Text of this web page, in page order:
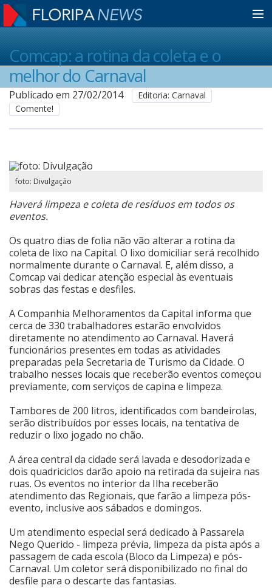
Home
Notícias
Colunistas
Classificados
Guia de Serviços
Anuncie
Cinema
Agenda Cultural
Anuncie
Fale Conosco
Comcap: a rotina da coleta e o
melhor do Carnaval
Publicado em 27/02/2014
Editoria: Carnaval
Comente!
foto: Divulgação
Haverá limpeza e coleta de resíduos em todos os
eventos.
Os quatro dias de folia não vão alterar a rotina da
coleta de lixo na Capital. O lixo domiciliar será recolhido
normalmente durante o Carnaval. E, além disso, a
Comcap vai dedicar atenção especial às eventuais
sobras das festas e desfiles.
A Companhia Melhoramentos da Capital informa que
cerca de 330 trabalhadores estarão envolvidos
diretamente no atendimento ao Carnaval. Haverá
funcionários presentes em todas as atividades
preparadas pela Secretaria de Turismo da Cidade. O
trabalho nesses locais que receberão eventos começou
previamente, com serviços de capina e limpeza.
Tambores de 200 litros, identificados com bandeirolas,
serão distribuídos por esses locais, na tentativa de
reduzir o lixo jogado no chão.
A área central da cidade será lavada e desodorizada e
dois quadriciclos darão apoio na retirada da sujeira nas
ruas. Os eventos no interior da Ilha receberão
atendimento das Regionais, que farão a limpeza pós-
evento, inclusive aos sábados e domingos.
Um atendimento especial será dedicado à Passarela
Nego Querido - limpeza prévia, limpeza da pista após a
passagem de cada escola (Bloco da Limpeza) e pós-
Carnaval. Um coletor será disponibilizado no final do
desfile para o descarte das fantasias.